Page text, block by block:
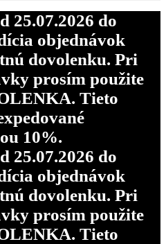
25.07.2026 do
objednávok
dovolenku. Pri
prosím použite
Tieto
10%.
25.07.2026 do
objednávok
dovolenku. Pri
prosím použite
Tieto